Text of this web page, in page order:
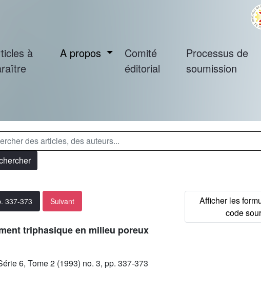
à
A propos
Comité
éditorial
Processus de
soumission
337-373 Suivant
triphasique en milieu poreux
6, Tome 2 (1993) no. 3, pp. 337-373